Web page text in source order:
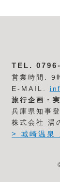
TEL.
営業時間. 9
E-MAIL.
旅行企画・
兵庫県知事
株式会社 湯
> 城崎温泉